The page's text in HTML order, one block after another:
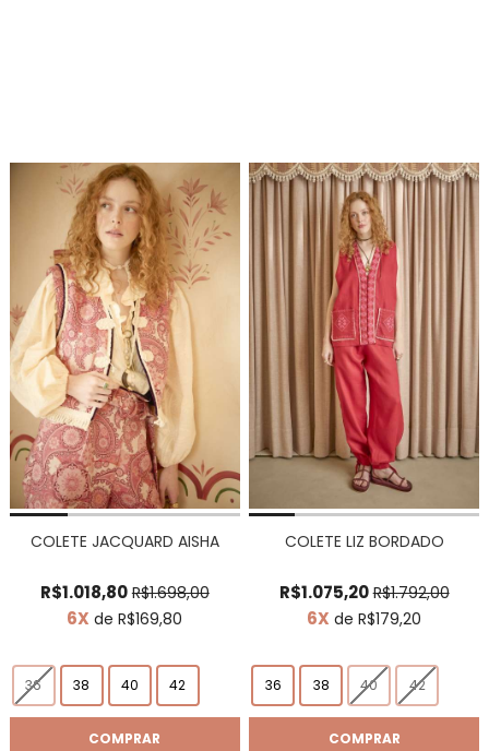
COLETE JACQUARD AISHA
R$1.018,80 R$1.698,00
6X de R$169,80
36 38 40 42
COMPRAR
COLETE LIZ BORDADO
R$1.075,20 R$1.792,00
6X de R$179,20
36 38 40 42
COMPRAR